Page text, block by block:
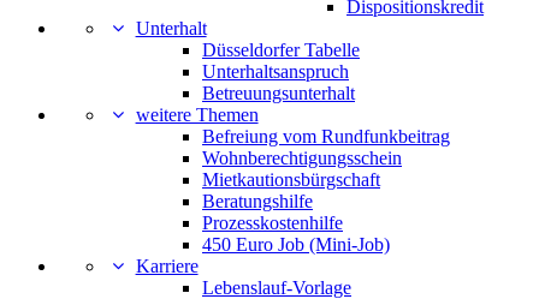
Dispositionskredit
Unterhalt
Düsseldorfer Tabelle
Unterhaltsanspruch
Betreuungsunterhalt
weitere Themen
Befreiung vom Rundfunkbeitrag
Wohnberechtigungsschein
Mietkautionsbürgschaft
Beratungshilfe
Prozesskostenhilfe
450 Euro Job (Mini-Job)
Karriere
Lebenslauf-Vorlage